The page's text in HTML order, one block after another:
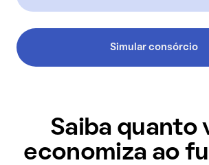
Simular consórcio
Saiba quanto
economiza ao